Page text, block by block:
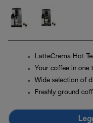
LatteCrema Hot
Your coffee in one
Wide selection of
Freshly ground